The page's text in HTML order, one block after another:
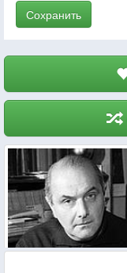
Сохранить